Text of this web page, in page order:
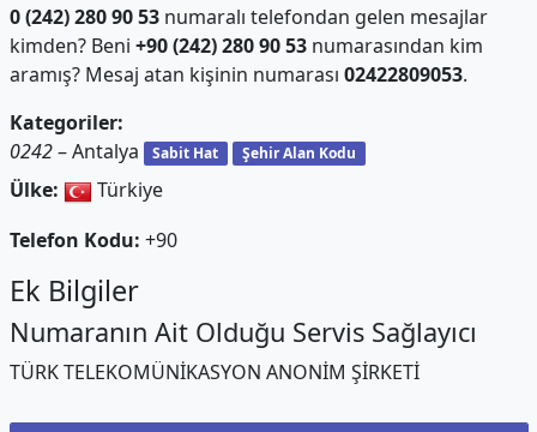
0 (242) 280 90 53numaralı telefondan gelen mesajlar
kimden? Beni +90 (242) 280 90 53numarasından kim
aramış? Mesaj atan kişinin numarası 02422809053.
Kategoriler:
0242– Antalya Sabit Hat Şehir Alan Kodu
Ülke:
Türkiye
Telefon Kodu: +90
Ek Bilgiler
Numaranın Ait Olduğu Servis Sağlayıcı
TÜRK TELEKOMÜNİKASYON ANONİM ŞİRKETİ